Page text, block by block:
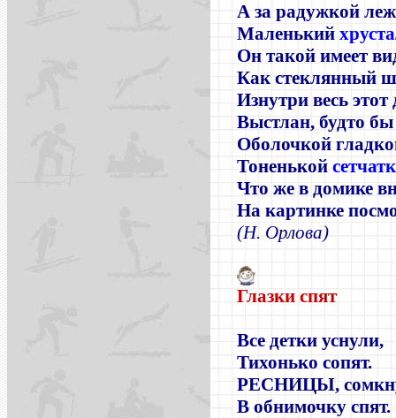
А за радужкой
Маленький
Он такой имеет
Как стеклянный
Изнутри весь этот
Выстлан, будто
Оболочкой
Тоненькой
Что же в домике
На картинке
(Н. Орлова)
Глазки спят
Все детки уснули,
Тихонько сопят.
РЕСНИЦЫ,
В обнимочку спят.